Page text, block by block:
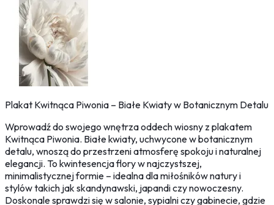
Plakat Kwitnąca Piwonia – Białe Kwiaty w Botanicznym Detalu
Wprowadź do swojego wnętrza oddech wiosny z plakatem
Kwitnąca Piwonia. Białe kwiaty, uchwycone w botanicznym
detalu, wnoszą do przestrzeni atmosferę spokoju i naturalnej
elegancji. To kwintesencja flory w najczystszej,
minimalistycznej formie – idealna dla miłośników natury i
stylów takich jak skandynawski, japandi czy nowoczesny.
Doskonale sprawdzi się w salonie, sypialni czy gabinecie, gdzie